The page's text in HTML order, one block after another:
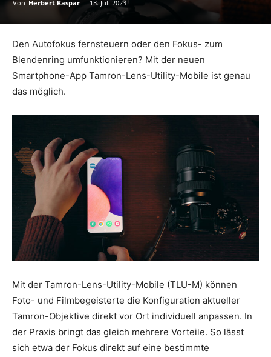
Von Herbert Kaspar - 13. Juli 2023
Den Autofokus fernsteuern oder den Fokus- zum
Blendenring umfunktionieren? Mit der neuen
Smartphone-App Tamron-Lens-Utility-Mobile ist genau
das möglich.
Mit der Tamron-Lens-Utility-Mobile (TLU-M) können
Foto- und Filmbegeisterte die Konfiguration aktueller
Tamron-Objektive direkt vor Ort individuell anpassen. In
der Praxis bringt das gleich mehrere Vorteile. So lässt
sich etwa der Fokus direkt auf eine bestimmte